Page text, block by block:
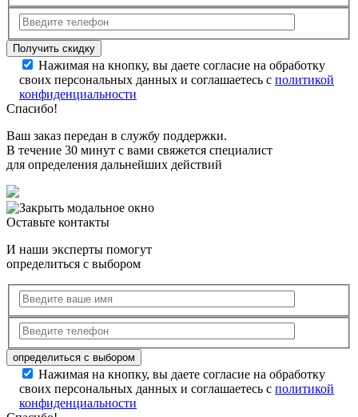
Нажимая на кнопку, вы даете согласие на обработку
своих персональных данных и соглашаетесь с политикой
конфиденциальности
Спасибо!
Ваш заказ передан в службу поддержки.
В течение 30 минут с вами свяжется специалист
для определения дальнейших действий
Оставьте контакты
И наши эксперты помогут
определиться с выбором
Нажимая на кнопку, вы даете согласие на обработку
своих персональных данных и соглашаетесь с политикой
конфиденциальности